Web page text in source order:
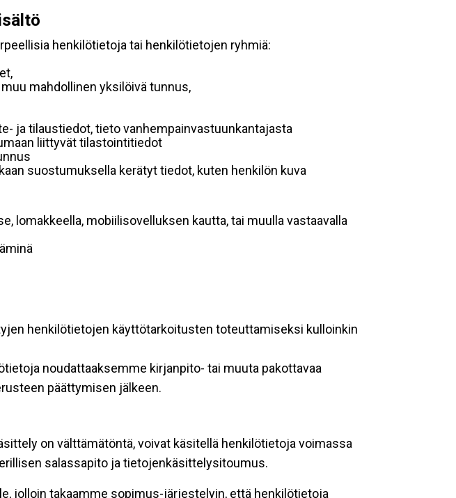
henkilötietoja tai henkilötietojen ryhmiä:
mahdollinen yksilöivä tunnus,
ja tilaustiedot, tieto vanhempainvastuunkantajasta
liittyvät tilastointitiedot
suostumuksella kerätyt tiedot, kuten henkilön kuva
lomakkeella, mobiilisovelluksen kautta, tai muulla vastaavalla
henkilötietojen käyttötarkoitusten toteuttamiseksi kulloinkin
noudattaaksemme kirjanpito- tai muuta pakottavaa
päättymisen jälkeen.
on välttämätöntä, voivat käsitellä henkilötietoja voimassa
salassapito ja tietojenkäsittelysitoumus.
jolloin takaamme sopimus-järjestelyin, että henkilötietoja